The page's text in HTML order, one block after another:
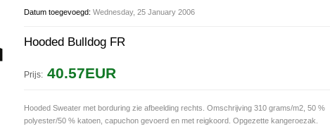
Datum toegevoegd: Wednesday, 25 January 2006
Hooded Bulldog FR
Prijs: 40.57EUR
Hooded Sweater met borduring zie afbeelding rechts. Omschrijving 310 grams/m2, 50 %
polyester/50 % katoen, capuchon gevoerd en met reigkoord. Opgezette kangeroezak.